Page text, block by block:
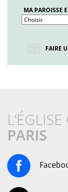
MA PAROISSE
FAIRE
L’ÉGLISE
PARIS